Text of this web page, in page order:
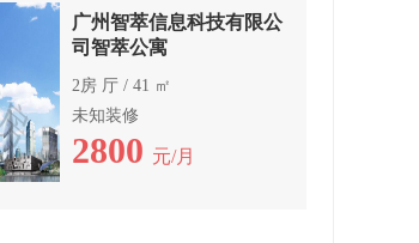
广州智萃信息科技有限公
司智萃公寓
2房 厅 / 41 ㎡
未知装修
2800 元/月